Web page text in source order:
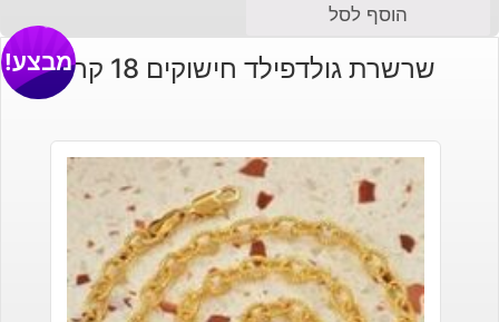
הוסף לסל
שרשרת גולדפילד חישוקים 18 קרט מבצע!